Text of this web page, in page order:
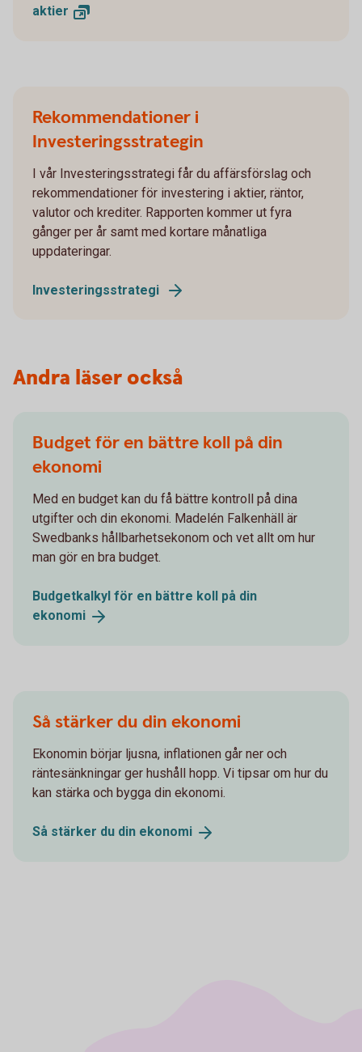
aktier
Rekommendationer i
Investeringsstrategin
I vår Investeringsstrategi får du affärsförslag och
rekommendationer för investering i aktier, räntor,
valutor och krediter. Rapporten kommer ut fyra
gånger per år samt med kortare månatliga
uppdateringar.
Investeringsstrategi
Andra läser också
Budget för en bättre koll på din
ekonomi
Med en budget kan du få bättre kontroll på dina
utgifter och din ekonomi. Madelén Falkenhäll är
Swedbanks hållbarhetsekonom och vet allt om hur
man gör en bra budget.
Budgetkalkyl för en bättre koll på din
ekonomi
Så stärker du din ekonomi
Ekonomin börjar ljusna, inflationen går ner och
räntesänkningar ger hushåll hopp. Vi tipsar om hur du
kan stärka och bygga din ekonomi.
Så stärker du din ekonomi